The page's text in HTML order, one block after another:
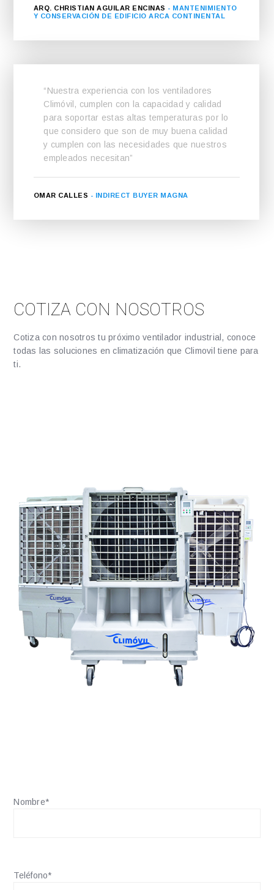
ARQ. CHRISTIAN AGUILAR ENCINAS - MANTENIMIENTO
Y CONSERVACIÓN DE EDIFICIO ARCA CONTINENTAL
“Nuestra experiencia con los ventiladores
Climóvil, cumplen con la capacidad y calidad
para soportar estas altas temperaturas por lo
que considero que son de muy buena calidad
y cumplen con las necesidades que nuestros
empleados necesitan”
OMAR CALLES - INDIRECT BUYER MAGNA
COTIZA CON NOSOTROS
Cotiza con nosotros tu próximo ventilador industrial, conoce
todas las soluciones en climatización que Climovil tiene para
ti.
Nombre*
Teléfono*